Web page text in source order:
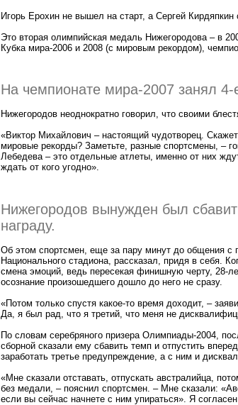
Игорь Ерохин не вышел на старт, а Сергей
Это вторая олимпийская медаль Нижегородова – в
Кубка мира-2006 и 2008 (с мировым рекордом),
На чемпионате мира-2007 занял 4-
Нижегородов неоднократно говорил, что своими
«Виктор Михайлович – настоящий чудотворец.
мировые рекорды? Заметьте, разные спортсмены, –
Лебедева – это отдельные атлеты, именно от них
ждать от кого угодно».
Нижегородов вынужден был
награду.
Об этом спортсмен, еще за пару минут до общения с
Национального стадиона, рассказал, придя в себя.
смена эмоций, ведь пересекая финишную черту, 28-
осознание произошедшего дошло до него не сразу.
«Потом только спустя какое-то время доходит, –
Да, я был рад, что я третий, что меня не
По словам серебряного призера Олимпиады-2004,
сборной сказали ему сбавить темп и отпустить
заработать третье предупреждение, а с ним и
«Мне сказали отставать, отпускать австралийца,
без медали, – пояснил спортсмен. – Мне сказали:
если вы сейчас начнете с ним упираться». Я согласен